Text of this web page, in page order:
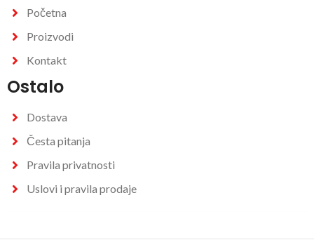
Početna
Proizvodi
Kontakt
Ostalo
Dostava
Česta pitanja
Pravila privatnosti
Uslovi i pravila prodaje